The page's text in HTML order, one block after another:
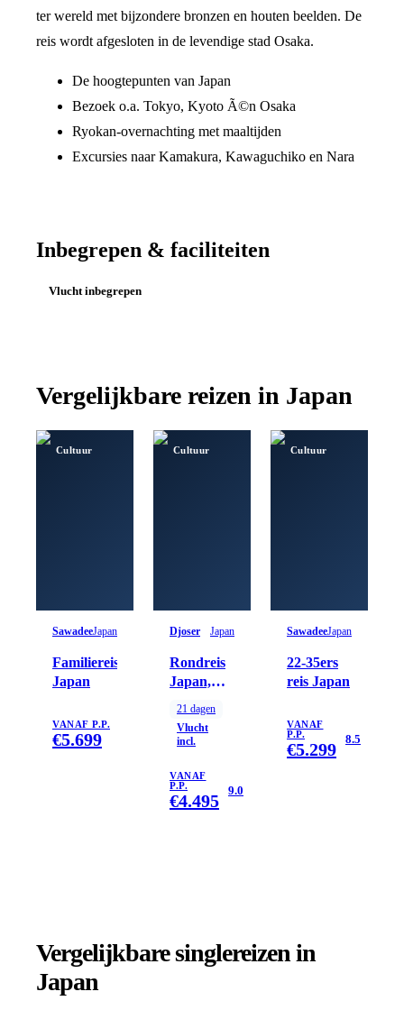
ter wereld met bijzondere bronzen en houten beelden. De
reis wordt afgesloten in de levendige stad Osaka.
De hoogtepunten van Japan
Bezoek o.a. Tokyo, Kyoto Ã©n Osaka
Ryokan-overnachting met maaltijden
Excursies naar Kamakura, Kawaguchiko en Nara
Inbegrepen & faciliteiten
Vlucht inbegrepen
Vergelijkbare reizen in Japan
Cultuur
SawadeeJapan
Familiereis
Japan
VANAF P.P.
€5.699
Cultuur
Djoser Japan
Rondreis
Japan,
dagen
21 dagen
Vlucht
incl.
VANAF
P.P.
€4.495 9.0
Cultuur
SawadeeJapan
22-35ers
reis Japan
VANAF
P.P.
€5.299 8.5
Vergelijkbare singlereizen in
Japan